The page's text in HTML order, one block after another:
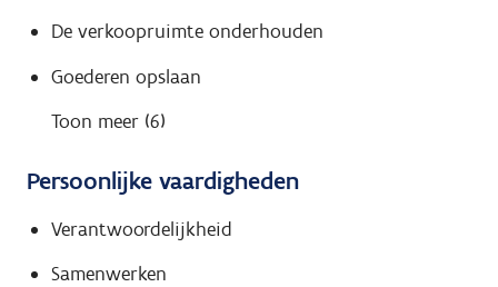
De verkoopruimte onderhouden
Goederen opslaan
Toon meer (6)
Persoonlijke vaardigheden
Verantwoordelijkheid
Samenwerken